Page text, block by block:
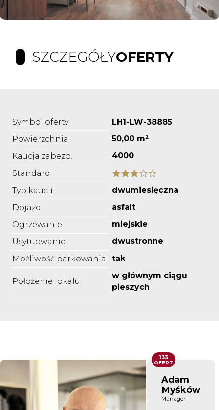
SZCZEGÓŁYOFERTY
Symbol oferty
LH1-LW-38885
Powierzchnia
50,00 m²
Kaucja zabezp.
4000
Standard
Typ kaucji
dwumiesięczna
Dojazd
asfalt
Ogrzewanie
miejskie
Usytuowanie
dwustronne
Możliwość parkowania
tak
Położenie lokalu
w głównym ciągu
pieszych
Adam
Myśków
Manager
133
OFERT